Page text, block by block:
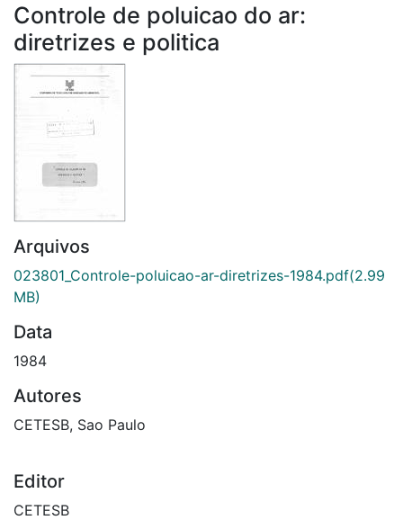
Repositório
Doações/Aquisições
Fale Conosco
Controle de poluicao do ar:
diretrizes e politica
Arquivos
023801_Controle-poluicao-ar-diretrizes-1984.pdf(2.99
MB)
Data
1984
Autores
CETESB, Sao Paulo
Editor
CETESB